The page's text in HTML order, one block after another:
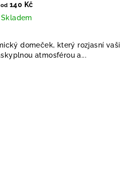
od 140 Kč
Skladem
domeček, který rozjasní vaši
atmosférou a...